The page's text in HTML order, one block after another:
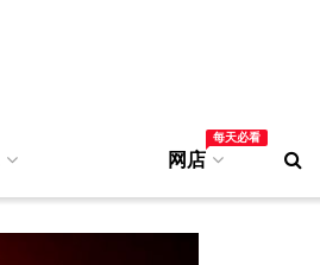
网店
每天必看